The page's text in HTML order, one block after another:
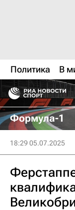
Политика В
Формула-1
18:29 05.07.2025